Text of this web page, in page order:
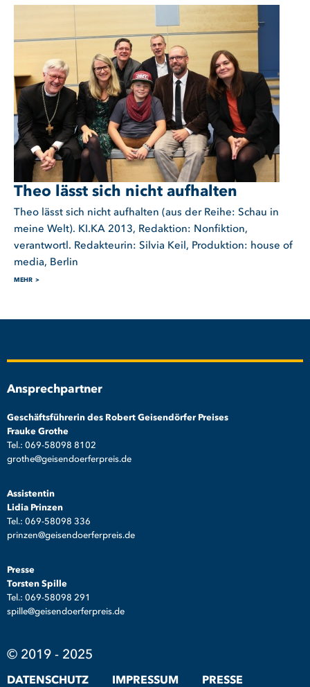
Theo lässt sich nicht aufhalten
Theo lässt sich nicht aufhalten (aus der Reihe: Schau in
meine Welt). KI.KA 2013, Redaktion: Nonfiktion,
verantwortl. Redakteurin: Silvia Keil, Produktion: house of
media, Berlin
MEHR
Ansprechpartner
Geschäftsführerin des Robert Geisendörfer Preises
Frauke Grothe
Tel.: 069-58098 8102
grothe@geisendoerferpreis.de
Assistentin
Lidia Prinzen
Tel.: 069-58098 336
prinzen@geisendoerferpreis.de
Presse
Torsten Spille
Tel.: 069-58098 291
spille@geisendoerferpreis.de
© 2019 - 2025
DATENSCHUTZ IMPRESSUM PRESSE